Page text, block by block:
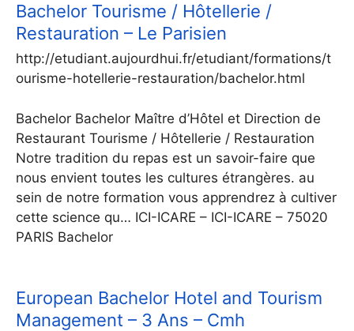
Bachelor Tourisme / Hôtellerie /
Restauration – Le Parisien
http://etudiant.aujourdhui.fr/etudiant/formations/t
ourisme-hotellerie-restauration/bachelor.html
Bachelor Bachelor Maître d’Hôtel et Direction de
Restaurant Tourisme / Hôtellerie / Restauration
Notre tradition du repas est un savoir-faire que
nous envient toutes les cultures étrangères. au
sein de notre formation vous apprendrez à cultiver
cette science qu… ICI-ICARE – ICI-ICARE – 75020
PARIS Bachelor
European Bachelor Hotel and Tourism
Management – 3 Ans – Cmh